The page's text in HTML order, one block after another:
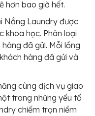
hơn bao giờ hết.
Nắng Laundry được
khoa học. Phân loại
đã gửi. Mỗi lồng
hàng đã gửi và
cùng dịch vụ giao
trong những yếu tố
chiếm trọn niềm